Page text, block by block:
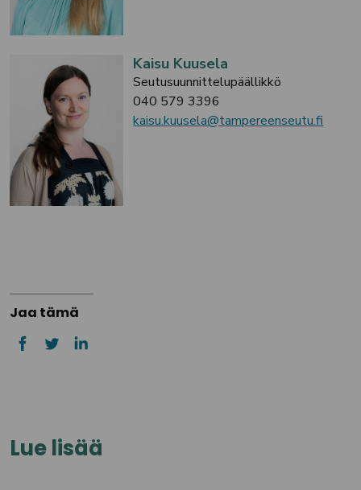
Kaisu Kuusela
Seutusuunnittelupäällikkö
040 579 3396
kaisu.kuusela@tampereenseutu.fi
Jaa tämä
Lue lisää